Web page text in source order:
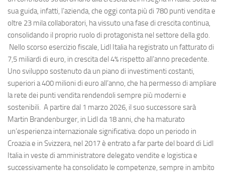
sua guida, infatti, l’azienda, che oggi conta più di 780 punti vendita e
oltre 23 mila collaboratori, ha vissuto una fase di crescita continua,
consolidando il proprio ruolo di protagonista nel settore della gdo.
Nello scorso esercizio fiscale, Lidl Italia ha registrato un fatturato di
7,5 miliardi di euro, in crescita del 4% rispetto all’anno precedente.
Uno sviluppo sostenuto da un piano di investimenti costanti,
superiori a 400 milioni di euro all’anno, che ha permesso di ampliare
la rete dei punti vendita rendendoli sempre più moderni e
sostenibili. A partire dal 1 marzo 2026, il suo successore sarà
Martin Brandenburger, in Lidl da 18 anni, che ha maturato
un’esperienza internazionale significativa: dopo un periodo in
Croazia e in Svizzera, nel 2017 è entrato a far parte del board di Lidl
Italia in veste di amministratore delegato vendite e logistica e
successivamente ha consolidato le competenze, sempre in ambito